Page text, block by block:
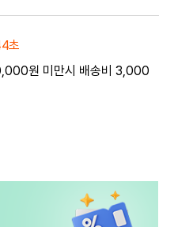
초
원 미만시 배송비 3,000